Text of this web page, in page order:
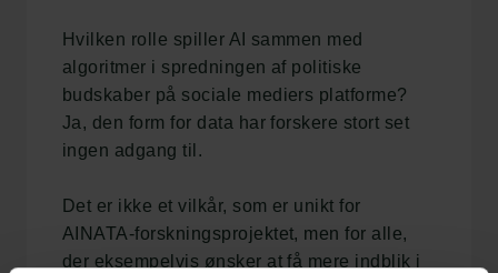
Hvilken rolle spiller AI sammen med
algoritmer i spredningen af politiske
budskaber på sociale mediers platforme?
Ja, den form for data har forskere stort set
ingen adgang til.
Det er ikke et vilkår, som er unikt for
AINATA-forskningsprojektet, men for alle,
der eksempelvis ønsker at få mere indblik i